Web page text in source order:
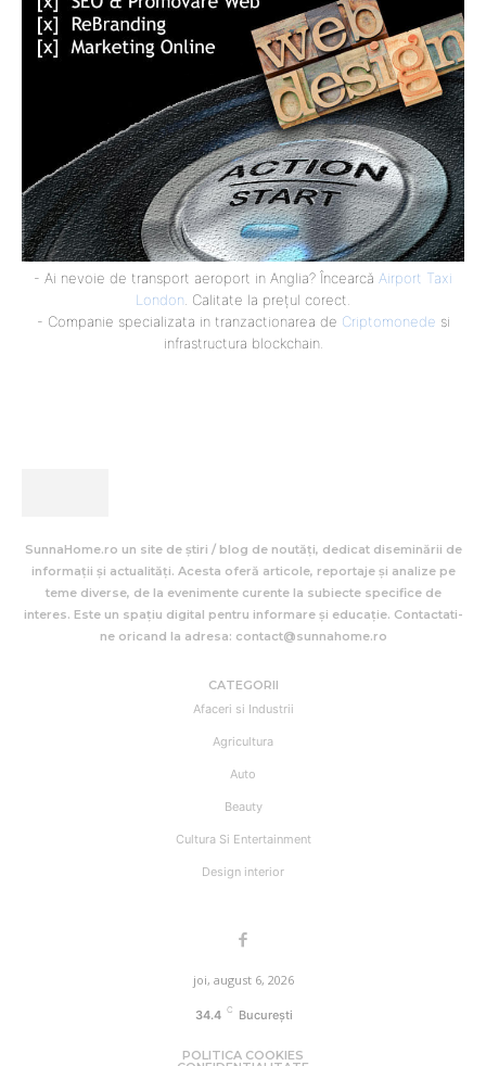
- Ai nevoie de transport aeroport in Anglia? Încearcă Airport Taxi
London. Calitate la prețul corect.
- Companie specializata in tranzactionarea de Criptomonede si
infrastructura blockchain.
SunnaHome.ro un site de știri / blog de noutăți, dedicat diseminării de
informații și actualități. Acesta oferă articole, reportaje și analize pe
teme diverse, de la evenimente curente la subiecte specifice de
interes. Este un spațiu digital pentru informare și educație. Contactati-
ne oricand la adresa: contact@sunnahome.ro
CATEGORII
Afaceri si Industrii
Agricultura
Auto
Beauty
Cultura Si Entertainment
Design interior
joi, august 6, 2026
34.4 C București
POLITICA COOKIES